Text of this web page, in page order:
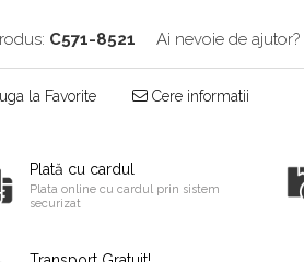
C571-8521 Ai nevoie de ajutor?
la Favorite Cere informatii
Plată cu cardul
Plata online cu cardul prin sistem
securizat